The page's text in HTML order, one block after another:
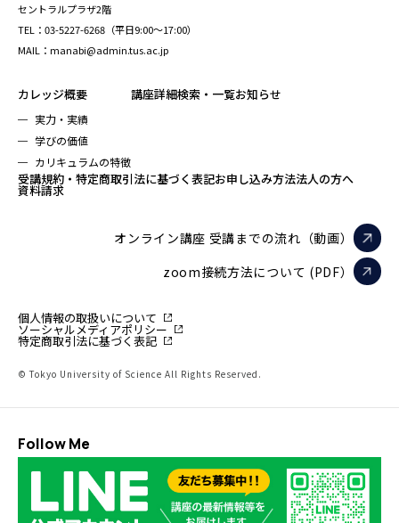
セントラルプラザ2階
TEL：03-5227-6268（平日9:00～17:00）
MAIL：manabi@admin.tus.ac.jp
カレッジ概要
実力・実績
学びの価値
カリキュラムの特徴
講座詳細検索・一覧お知らせ
受講規約・特定商取引法に基づく表記お申し込み方法法人の方へ
資料請求
オンライン講座 受講までの流れ（動画）
zoom接続方法について (PDF）
個人情報の取扱いについて
ソーシャルメディアポリシー
特定商取引法に基づく表記
© Tokyo University of Science All Rights Reserved.
Follow Me